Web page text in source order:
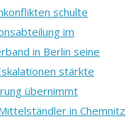
schulte
im
in Berlin seine
stärkte
übernimmt
in Chemnitz